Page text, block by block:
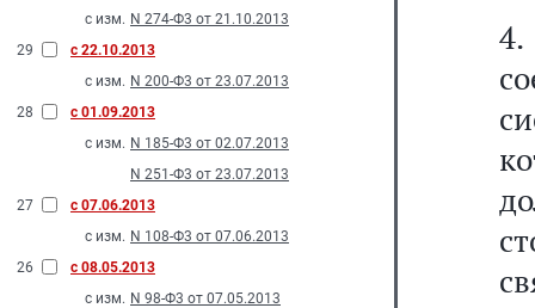
с изм. N 274-Ф3 от 21.10.2013
29
с 22.10.2013
с изм. N 200-Ф3 от 23.07.2013
28
с 01.09.2013
с изм. N 185-Ф3 от 02.07.2013
N 251-Ф3 от 23.07.2013
27
с 07.06.2013
с изм. N 108-Ф3 от 07.06.2013
26
с 08.05.2013
с изм. N 98-Ф3 от 07.05.2013